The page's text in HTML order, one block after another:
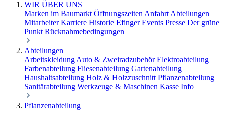
WIR ÜBER UNS
Marken im Baumarkt Öffnungszeiten Anfahrt Abteilungen
MitarbeiterKarriere Historie EfingerEvents Presse Der grüne
Punkt Rücknahmebedingungen
Abteilungen
Arbeitskleidung Auto & ZweiradzubehörElektroabteilung
Farbenabteilung Fliesenabteilung Gartenabteilung
Haushaltsabteilung Holz & Holzzuschnitt Pflanzenabteilung
Sanitärabteilung Werkzeuge & Maschinen Kasse Info
Pflanzenabteilung